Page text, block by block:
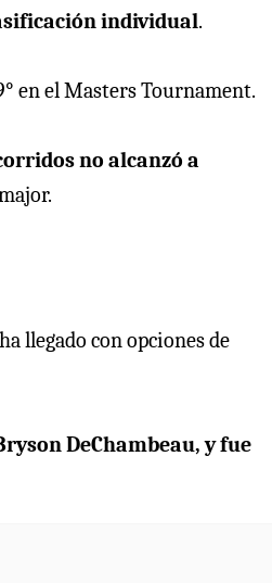
individual.
en el Masters Tournament.
no alcanzó a
llegado con opciones de
DeChambeau, y fue